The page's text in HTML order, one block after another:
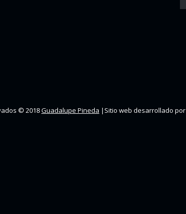
© 2018Guadalupe Pineda |Sitio web desarrollado por